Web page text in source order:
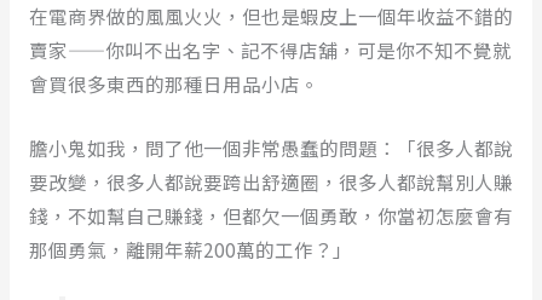
在電商界做的風風火火，但也是蝦皮上一個年收益不錯的
賣家——你叫不出名字、記不得店舖，可是你不知不覺就
會買很多東西的那種日用品小店。
膽小鬼如我，問了他一個非常愚蠢的問題：「很多人都說
要改變，很多人都說要跨出舒適圈，很多人都說幫別人賺
錢，不如幫自己賺錢，但都欠一個勇敢，你當初怎麼會有
那個勇氣，離開年薪200萬的工作？」